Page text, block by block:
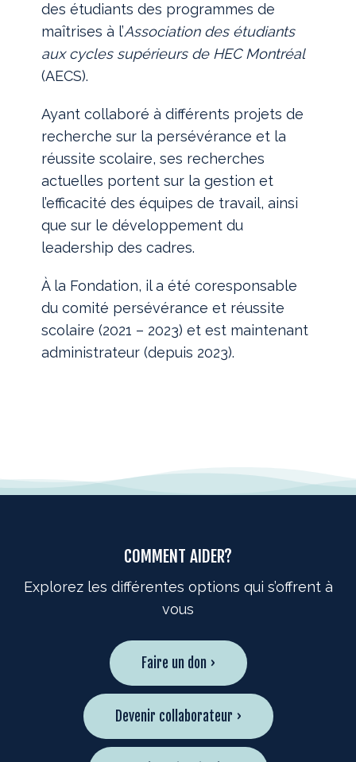
des étudiants des programmes de
maîtrises à l’Association des étudiants
aux cycles supérieurs de HEC Montréal
(AECS).
Ayant collaboré à différents projets de
recherche sur la persévérance et la
réussite scolaire, ses recherches
actuelles portent sur la gestion et
l’efficacité des équipes de travail, ainsi
que sur le développement du
leadership des cadres.
À la Fondation, il a été coresponsable
du comité persévérance et réussite
scolaire (2021 – 2023) et est maintenant
administrateur (depuis 2023).
COMMENT AIDER?
Explorez les différentes options qui s’offrent à
vous
Faire un don ›
Devenir collaborateur ›